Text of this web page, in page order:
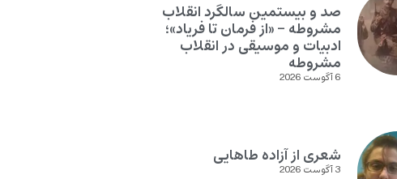
صد و بیستمین سالگرد انقلاب
مشروطه – «از فرمان تا فریاد»؛
ادبیات و موسیقی در انقلاب
مشروطه
6 آگوست 2026
شعری از آزاده طاهایی
3 آگوست 2026